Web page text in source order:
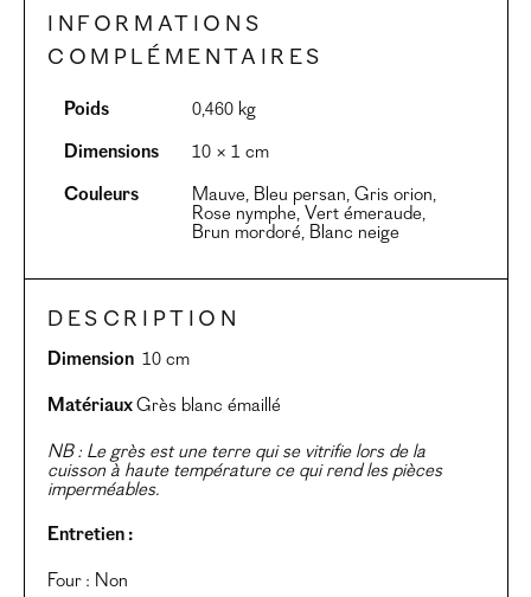
Informations
complémentaires
Poids 0,460 kg
Dimensions 10 × 1 cm
Couleurs
Mauve, Bleu persan, Gris orion,
Rose nymphe, Vert émeraude,
Brun mordoré, Blanc neige
Description
Dimension 10 cm
MatériauxGrès blanc émaillé
NB : Le grès est une terre qui se vitrifie lors de la
cuisson à haute température ce qui rend les pièces
imperméables.
Entretien :
Four : Non